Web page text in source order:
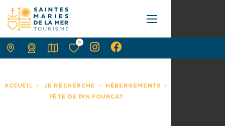
ACCUEIL JE RECHERCHE
HÉBERGEMENTS
FÊTE DE PIN FOURCAT
0